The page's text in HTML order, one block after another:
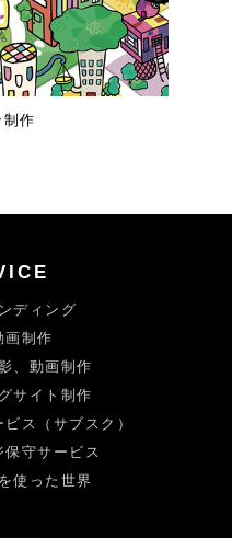
作
ディング
画制作
、動画制作
サイト制作
ス（サブスク）
守サービス
使った世界